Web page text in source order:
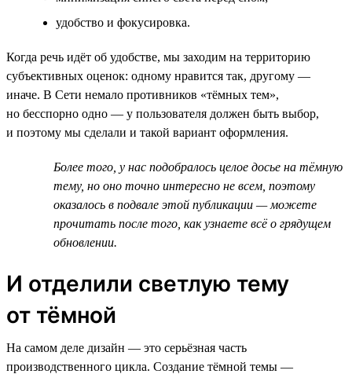
удобство и фокусировка.
Когда речь идёт об удобстве, мы заходим на территорию
субъективных оценок: одному нравится так, другому —
иначе. В Сети немало противников «тёмных тем»,
но бесспорно одно — у пользователя должен быть выбор,
и поэтому мы сделали и такой вариант оформления.
Более того, у нас подобралось целое досье на тёмную
тему, но оно точно интересно не всем, поэтому
оказалось в подвале этой публикации — можете
прочитать после того, как узнаете всё о грядущем
обновлении.
И отделили светлую тему
от тёмной
На самом деле дизайн — это серьёзная часть
производственного цикла. Создание тёмной темы —